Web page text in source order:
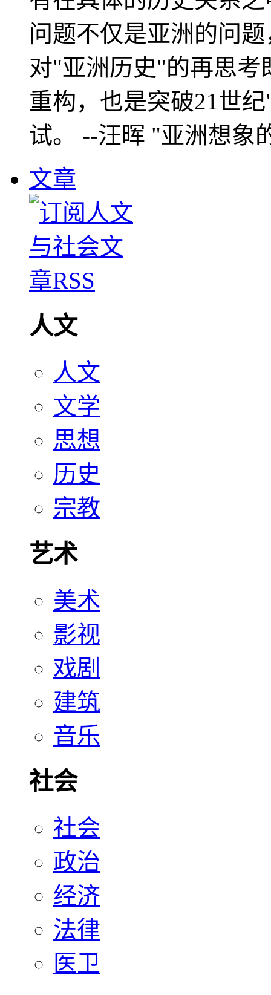
问题不仅是亚洲的问
对"亚洲历史"的再思考
重构，也是突破21世
试。 --汪晖 "亚洲想象
文章
人文
人文
文学
思想
历史
宗教
艺术
美术
影视
戏剧
建筑
音乐
社会
社会
政治
经济
法律
医卫